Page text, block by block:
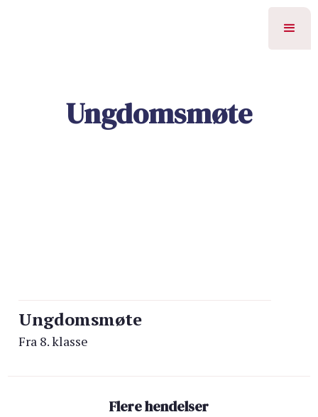
Ungdomsmøte
Ungdomsmøte
Fra 8. klasse
Flere hendelser